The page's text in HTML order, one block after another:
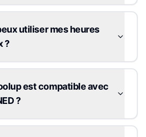
utiliser mes heures
?
est compatible avec
?